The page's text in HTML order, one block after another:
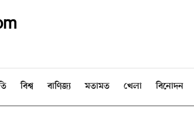
বিশ্ব বাণিজ্য মতামত খেলা বিনোদন